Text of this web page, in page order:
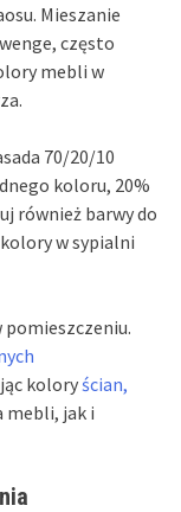
Mieszanie
często
mebli w
70/20/10
koloru, 20%
również barwy do
w sypialni
pomieszczeniu.
koloryścian,
mebli, jak i